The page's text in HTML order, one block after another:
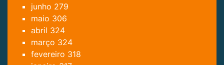
junho 279
maio 306
abril 324
março 324
fevereiro 318